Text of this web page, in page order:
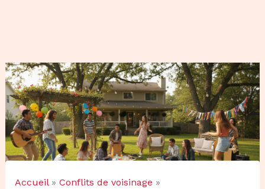
Accueil
Conflits de voisinage